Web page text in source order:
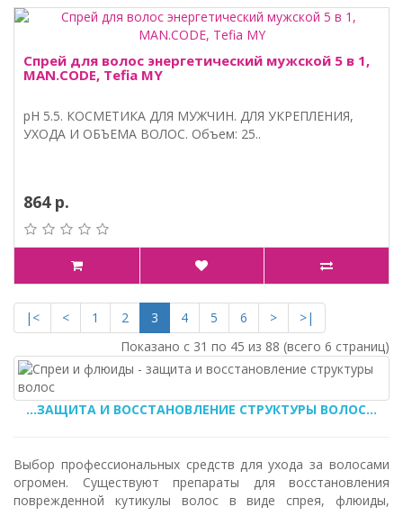
Спрей для волос энергетический мужской 5 в 1,
MAN.CODE, Tefia MY
pH 5.5. КОСМЕТИКА ДЛЯ МУЖЧИН. ДЛЯ УКРЕПЛЕНИЯ,
УХОДА И ОБЪЕМА ВОЛОС. Объем: 25..
864 р.
|< < 1 2 3 4 5 6 >
>|
Показано с 31 по 45 из 88 (всего 6 страниц)
...ЗАЩИТА И ВОССТАНОВЛЕНИЕ СТРУКТУРЫ ВОЛОС...
Выбор профессиональных средств для ухода за волосами
огромен. Существуют препараты для восстановления
поврежденной кутикулы волос в виде спрея, флюиды,